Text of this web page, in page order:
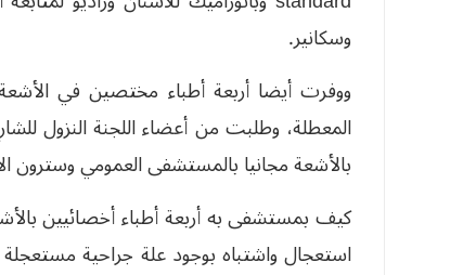
وسكانير.
ووفرت أيضا أربعة أطباء مختصين في
المعطلة، وطلبت من أعضاء اللجنة النزول
بالأشعة مجانيا بالمستشفى العمومي وسترون
كيف بمستشفى به أربعة أطباء أخصائيين
استعجال واشتباه بوجود علة جراحية